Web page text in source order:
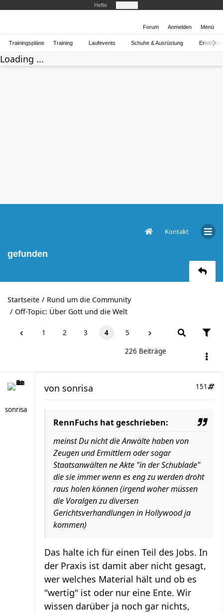
Hefte
Forum Anmelden Menü
Trainingspläne Training Laufevents Schuhe & Ausrüstung
Loading ...
Kontakt
gefunden
Startseite
Rund um die Community
Off-Topic: Über Gott und die Welt
1 2 3 4 5
226 Beiträge
sonrisa
151
von sonrisa
RennFuchs hat geschrieben:
meinst Du nicht die Anwälte haben von
Zeugen und Ermittlern oder sogar
Staatsanwälten ne Akte "in der Schublade"
die sie immer wenn es eng zu werden droht
raus holen können (irgend woher müssen
die Voralgen zu diversen
Gerichtsverhandlungen in Hollywood ja
kommen)
Das halte ich für einen Teil des Jobs. In
der Praxis ist damit aber nicht gesagt,
wer welches Material hält und ob es
"wertig" ist oder nur eine Ente. Wir
wissen darüber ja noch gar nichts,